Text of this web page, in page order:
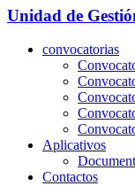
Unidad de
convocatorias
Aplicativos
Contactos